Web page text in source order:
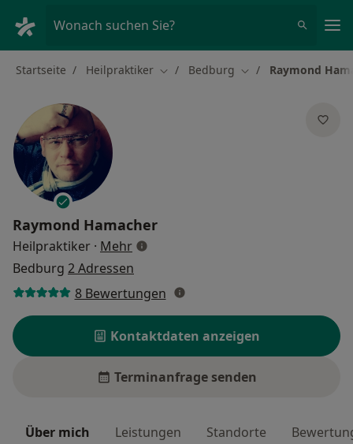
Wonach suchen Sie?
Startseite Heilpraktiker Stadt ändern
Bedburg Stadt ändern
Raymond
Raymond Hamacher
Heilpraktiker · Mehrüber Spezialisierungen
Bedburg 2 Adressen
8 Bewertungen
Kontaktdaten anzeigen
Terminanfrage senden
Über mich Leistungen Standorte